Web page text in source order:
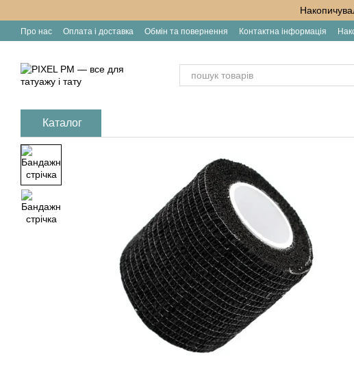
Про нас Оплата і доставка Обмін та повернення Контактна інформація
Каталог